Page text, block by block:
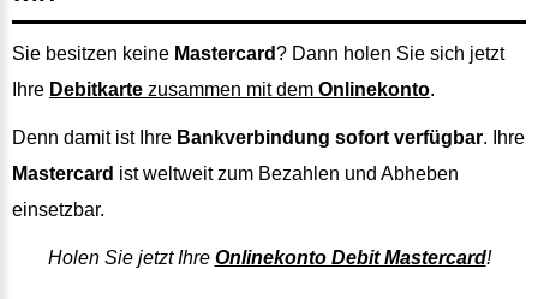
Sie besitzen keine Mastercard? Dann holen Sie sich jetzt
Ihre Debitkarte zusammen mit dem Onlinekonto.
Denn damit ist Ihre Bankverbindung sofort verfügbar. Ihre
Mastercard ist weltweit zum Bezahlen und Abheben
einsetzbar.
Holen Sie jetzt Ihre Onlinekonto Debit Mastercard!